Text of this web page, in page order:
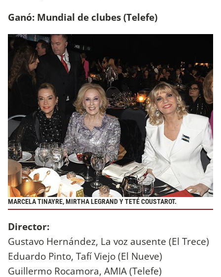
Ganó: Mundial de clubes (Telefe)
MARCELA TINAYRE, MIRTHA LEGRAND Y TETÉ COUSTAROT.
Director:
Gustavo Hernández, La voz ausente (El Trece)
Eduardo Pinto, Tafí Viejo (El Nueve)
Guillermo Rocamora, AMIA (Telefe)